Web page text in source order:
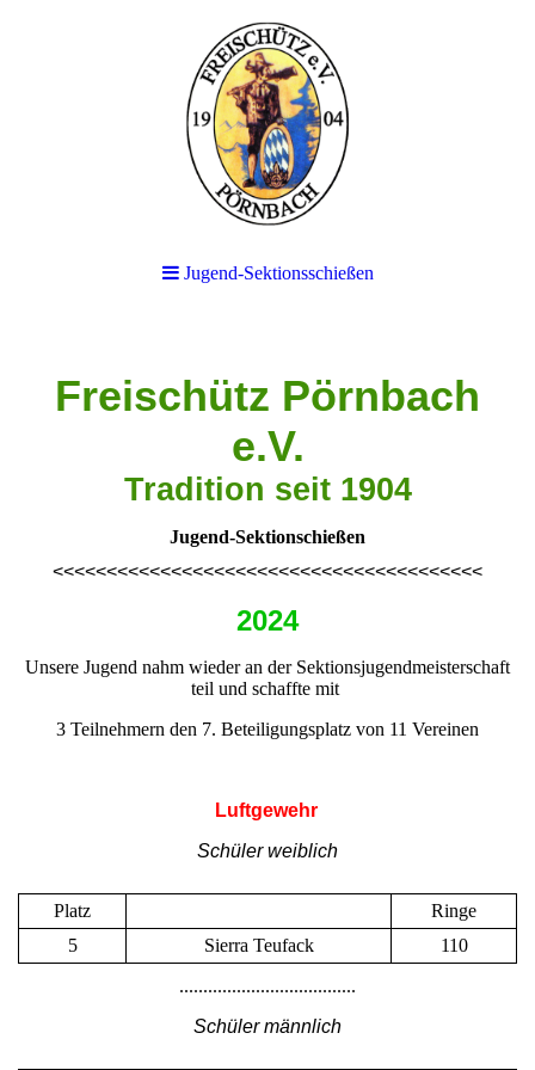
Jugend-Sektionsschießen
Freischütz Pörnbach
e.V.
Tradition seit 1904
Jugend-Sektionschießen
<<<<<<<<<<<<<<<<<<<<<<<<<<<<<<<<<<<<<<<<
2024
Unsere Jugend nahm wieder an der Sektionsjugendmeisterschaft
teil und schaffte mit
3 Teilnehmern den 7. Beteiligungsplatz von 11 Vereinen
Luftgewehr
Schüler weiblich
Platz
Ringe
5
Sierra Teufack
110
.....................................
Schüler männlich